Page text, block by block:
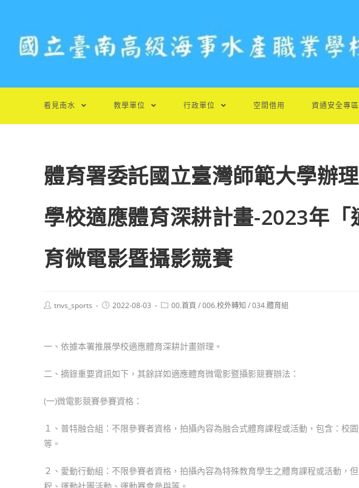
看見南水 教學單位 行政單位 空間借用 資通安全專區
體育署委託國立臺灣師範大學辦
學校適應體育深耕計畫-2023年
育微電影暨攝影競賽
Posttnvs_sports
Post2022-08-03
Post00.首頁 /006.校外轉知 /034.體育組
一、依據本署推展學校適應體育深耕計畫辦理。
二、摘錄重要資訊如下，其餘詳如適應體育微電影暨攝影競賽辦法：
(一)微電影競賽參賽資格：
１、普特融合組：不限參賽者資格，拍攝內容為融合式體育課程或活動，包含：校
等。
２、愛動行動組：不限參賽者資格，拍攝內容為特殊教育學生之體育課程或活動，